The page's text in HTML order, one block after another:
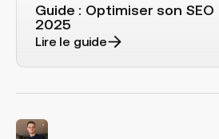
Guide : Optimiser son SEO
2025
Lire le guide